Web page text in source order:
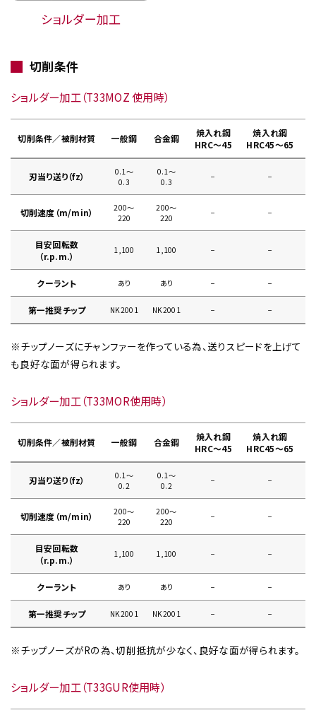
ショルダー加工
切削条件
ショルダー加工（T33MOZ 使用時）
切削条件／被削材質 一般鋼 合金鋼
焼入れ鋼
HRC～45
焼入れ鋼
HRC45～65
刃当り送り（fz）
0.1〜
0.3
0.1〜
0.3
− −
切削速度（m/min）
200〜
220
200〜
220
− −
目安回転数
（r.p.m.）
1,100 1,100 − −
クーラント あり あり − −
第一推奨チップ NK2001 NK2001 − −
※チップノーズにチャンファーを作っている為、送りスピードを上げて
も良好な面が得られます。
ショルダー加工（T33MOR使用時）
切削条件／被削材質 一般鋼 合金鋼
焼入れ鋼
HRC～45
焼入れ鋼
HRC45～65
刃当り送り（fz）
0.1〜
0.2
0.1〜
0.2
− −
切削速度（m/min）
200〜
220
200〜
220
− −
目安回転数
（r.p.m.）
1,100 1,100 − −
クーラント あり あり − −
第一推奨チップ NK2001 NK2001 − −
※チップノーズがRの為、切削抵抗が少なく、良好な面が得られます。
ショルダー加工（T33GUR使用時）